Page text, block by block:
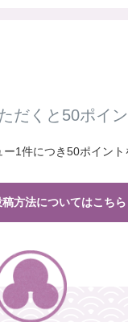
だくと50ポイ
ー1件につき50ポイント
方法についてはこちら